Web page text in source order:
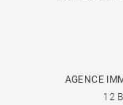
AGENCE
12